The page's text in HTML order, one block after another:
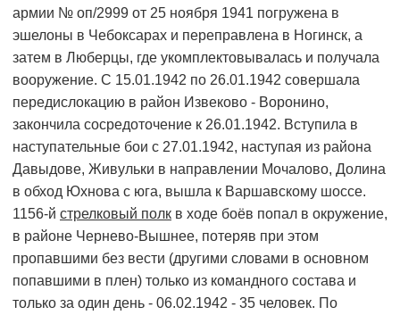
армии № оп/2999 от 25 ноября 1941 погружена в
эшелоны в Чебоксарах и переправлена в Ногинск, а
затем в Люберцы, где укомплектовывалась и получала
вооружение. C 15.01.1942 по 26.01.1942 совершала
передислокацию в район Извеково - Воронино,
закончила сосредоточение к 26.01.1942. Вступила в
наступательные бои с 27.01.1942, наступая из района
Давыдове, Живульки в направлении Мочалово, Долина
в обход Юхнова с юга, вышла к Варшавскому шоссе.
1156-й стрелковый полк в ходе боёв попал в окружение,
в районе Чернево-Вышнее, потеряв при этом
пропавшими без вести (другими словами в основном
попавшими в плен) только из командного состава и
только за один день - 06.02.1942 - 35 человек. По